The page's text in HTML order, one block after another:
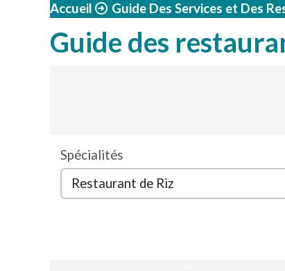
Accueil Guide Des Services et Des
Guide des
Spécialités